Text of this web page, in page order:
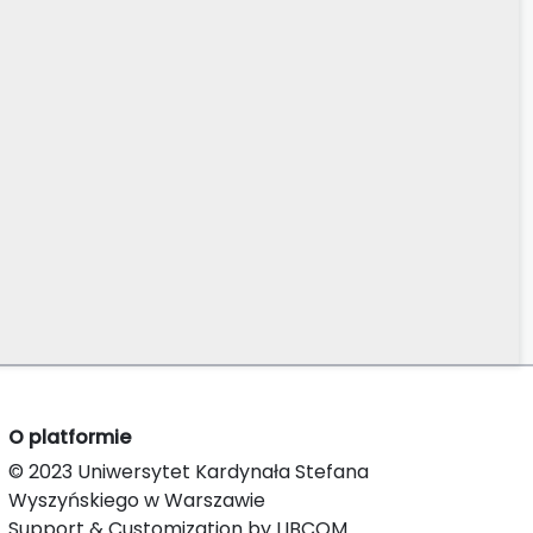
O platformie
© 2023 Uniwersytet Kardynała Stefana
Wyszyńskiego w Warszawie